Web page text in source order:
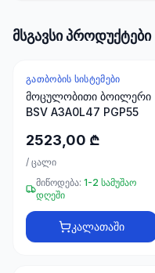
ელექტრო
მასალები
პროდუქტი
სამაგრები
პროდუქტი
სახლი და
ინტერიერი
10
პროდუქტი
მსგავსი პროდუქტები
ᲒᲐᲗᲑᲝᲑᲘᲡ ᲡᲘᲡᲢᲔᲛᲔᲑᲘ
მოცულობითი ბოილერი
BSV A3A0L47 PGP55
2523,00 ₾
/ ცალი
მიწოდება: 1-2 სამუშაო
დღეში
კალათაში